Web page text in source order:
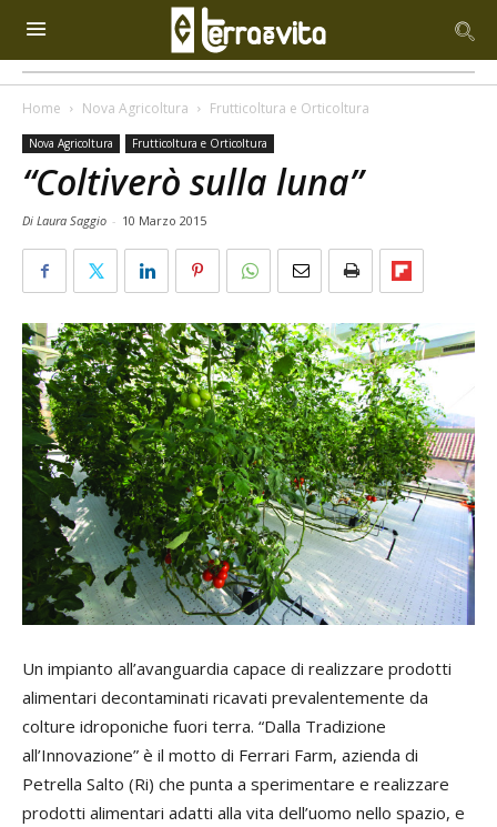
Home Nova Agricoltura Frutticoltura e Orticoltura
Nova Agricoltura Frutticoltura e Orticoltura
“Coltiverò sulla luna”
Di Laura Saggio - 10 Marzo 2015
Un impianto all’avanguardia capace di realizzare prodotti
alimentari decontaminati ricavati prevalentemente da
colture idroponiche fuori terra. “Dalla Tradizione
all’Innovazione” è il motto di Ferrari Farm, azienda di
Petrella Salto (Ri) che punta a sperimentare e realizzare
prodotti alimentari adatti alla vita dell’uomo nello spazio, e